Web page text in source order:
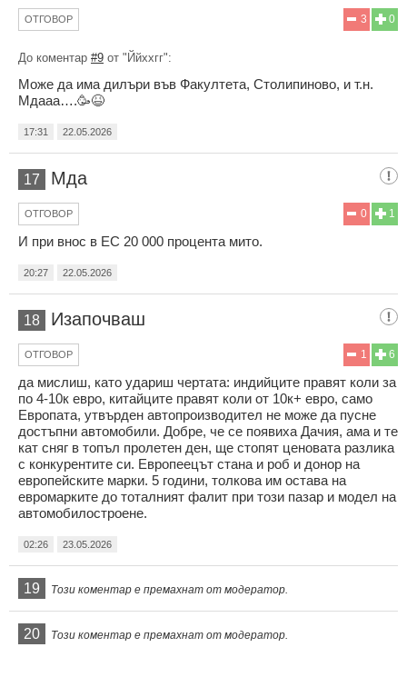
0
3
ОТГОВОР
До коментар #9 от "Ййххгг":
Може да има дилъри във Факултета, Столипиново, и т.н.
Мдааа….🥳😆
17:31 22.05.2026
17 Мда
1
0
ОТГОВОР
И при внос в ЕС 20 000 процента мито.
20:27 22.05.2026
18 Изапочваш
6
1
ОТГОВОР
да мислиш, като удариш чертата: индийците правят коли за
по 4-10к евро, китайците правят коли от 10к+ евро, само
Европата, утвърден автопроизводител не може да пусне
достъпни автомобили. Добре, че се появиха Дачия, ама и те
кат сняг в топъл пролетен ден, ще стопят ценовата разлика
с конкурентите си. Европеецът стана и роб и донор на
европейските марки. 5 години, толкова им остава на
евромарките до тоталният фалит при този пазар и модел на
автомобилостроене.
02:26 23.05.2026
19 Този коментар е премахнат от модератор.
20 Този коментар е премахнат от модератор.